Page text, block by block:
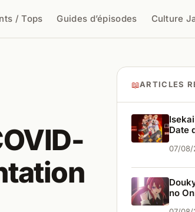
/ Tops Guides d’épisodes Culture
📖ARTICLES
Date
07/08/
no